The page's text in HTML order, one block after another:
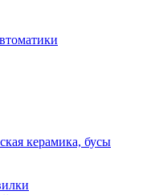
керамика, бусы